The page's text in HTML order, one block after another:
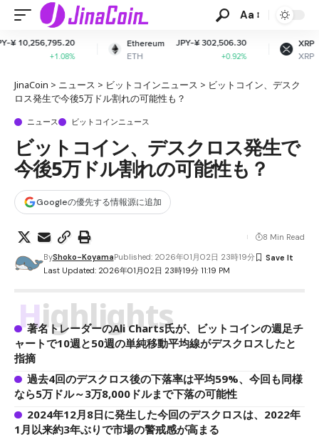
Aa
Ethereum
ETH
JPY-¥ 302,506.30
XRP
XRP
JPY-¥ 163.61
+0.9%
JinaCoin > ニュース > ビットコインニュース > ビットコイン、デスク
ロス発生で今後5万ドル割れの可能性も？
ニュース ビットコインニュース
ビットコイン、デスクロス発生で
今後5万ドル割れの可能性も？
Googleの優先する情報源に追加
Last Updated: 2026年01月02日 23時19分 11:19 PM
ByShoko-KoyamaPublished: 2026年01月02日 23時19分
8 Min Read
Highlights
著名トレーダーのAli Charts氏が、ビットコインの週足チ
ャートで10週と50週の単純移動平均線がデスクロスしたと
指摘
過去4回のデスクロス後の下落率は平均59%、今回も同様
なら5万ドル～3万8,000ドルまで下落の可能性
2024年12月8日に発生した今回のデスクロスは、2022年
1月以来約3年ぶりで市場の警戒感が高まる